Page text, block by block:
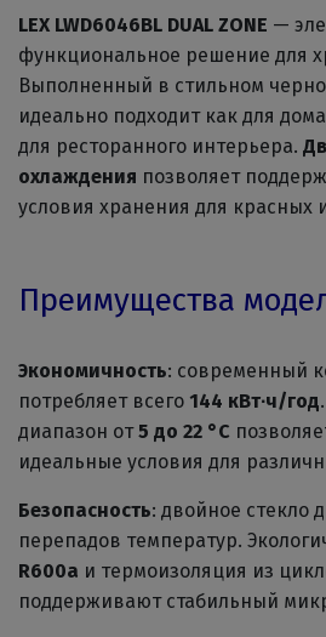
LEX LWD6046BL DUAL ZONE —
функциональное решение для
Выполненный в стильном
идеально подходит как для
для ресторанного интерьера.
охлаждения позволяет
условия хранения для красных
Преимущества
Экономичность: современный
потребляет всего 144 кВт∙ч/год
диапазон от5 до 22 °С
идеальные условия для
Безопасность: двойное стекло
перепадов температур.
R600a и термоизоляция из
поддерживают стабильный